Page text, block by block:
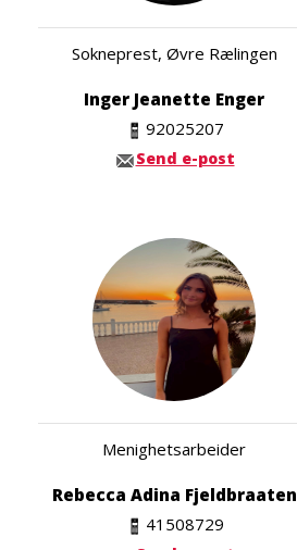
Sokneprest, Øvre Rælingen
Inger Jeanette Enger
92025207
Send e-post
Menighetsarbeider
Rebecca Adina Fjeldbraaten
41508729